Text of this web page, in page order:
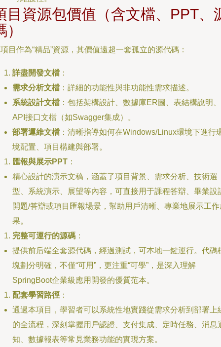
目資源包價值（含文檔、PPT、
）
目作為“精品”資源，其價值遠超一套孤立的源代碼：
詳盡開發文檔 ：
需求分析文檔 ：詳細的功能性與非功能性需求描述。
系統設計文檔 ：包括架構設計、數據庫ER圖、表結構說明、
API接口文檔（如Swagger集成）。
部署運維文檔 ：清晰指導如何在Windows/Linux環境下進行
境配置、項目構建與部署。
匯報與展示PPT ：
精心設計的演示文稿，涵蓋了項目背景、需求分析、技術選
型、系統演示、展望等內容，可直接用于課程答辯、畢業設
開題/答辯或項目匯報場景，幫助用戶清晰、專業地展示工作
果。
完整可運行的源碼 ：
提供前后端全套源代碼，經過測試，可本地一鍵運行。代碼
塊劃分明確，不僅“可用”，更注重“可學”，是深入理解
SpringBoot企業級應用開發的優質范本。
配套學習路徑 ：
通過本項目，學習者可以系統性地實踐從需求分析到部署上
的全流程，深刻掌握用戶認證、支付集成、定時任務、消息
知、數據報表等常見業務功能的實現方案。